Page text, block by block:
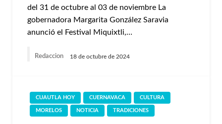
del 31 de octubre al 03 de noviembre La
gobernadora Margarita González Saravia
anunció el Festival Miquixtli,…
Redaccion 18 de octubre de 2024
CUAUTLA HOY CUERNAVACA CULTURA
MORELOS NOTICIA TRADICIONES